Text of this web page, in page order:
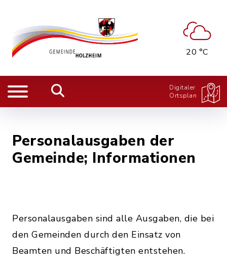
20 °C
Digitaler
Ortsplan
Personalausgaben der
Gemeinde; Informationen
Personalausgaben sind alle Ausgaben, die bei
den Gemeinden durch den Einsatz von
Beamten und Beschäftigten entstehen.